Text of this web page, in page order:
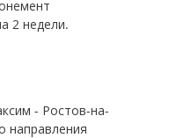
2 недели.
- Ростов-на-
направления